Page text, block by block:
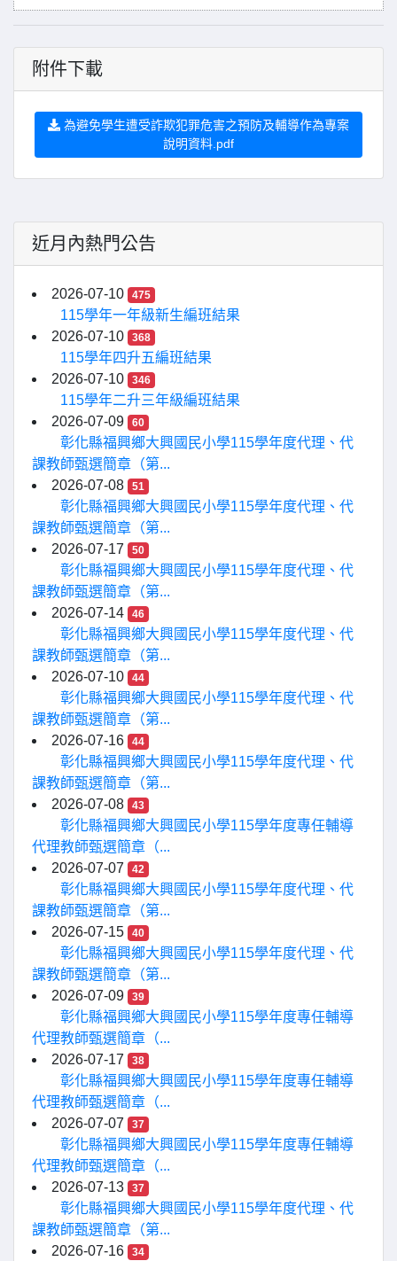
附件下載
為避免學生遭受詐欺犯罪危害之預防及輔導作為專案
說明資料.pdf
近月內熱門公告
2026-07-10 475
115學年一年級新生編班結果
2026-07-10
368
115學年四升五編班結果
2026-07-10
346
115學年二升三年級編班結果
2026-07-09
60
彰化縣福興鄉大興國民小學115學年度代理、代
課教師甄選簡章（第...
2026-07-08
51
彰化縣福興鄉大興國民小學115學年度代理、代
課教師甄選簡章（第...
2026-07-17
50
彰化縣福興鄉大興國民小學115學年度代理、代
課教師甄選簡章（第...
2026-07-14
46
彰化縣福興鄉大興國民小學115學年度代理、代
課教師甄選簡章（第...
2026-07-10
44
彰化縣福興鄉大興國民小學115學年度代理、代
課教師甄選簡章（第...
2026-07-16
44
彰化縣福興鄉大興國民小學115學年度代理、代
課教師甄選簡章（第...
2026-07-08
43
彰化縣福興鄉大興國民小學115學年度專任輔導
代理教師甄選簡章（...
2026-07-07
42
彰化縣福興鄉大興國民小學115學年度代理、代
課教師甄選簡章（第...
2026-07-15
40
彰化縣福興鄉大興國民小學115學年度代理、代
課教師甄選簡章（第...
2026-07-09
39
彰化縣福興鄉大興國民小學115學年度專任輔導
代理教師甄選簡章（...
2026-07-17
38
彰化縣福興鄉大興國民小學115學年度專任輔導
代理教師甄選簡章（...
2026-07-07
37
彰化縣福興鄉大興國民小學115學年度專任輔導
代理教師甄選簡章（...
2026-07-13
37
彰化縣福興鄉大興國民小學115學年度代理、代
課教師甄選簡章（第...
2026-07-16
34